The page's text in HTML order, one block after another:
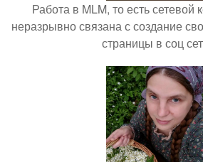
Работа в MLM, то есть сетевой
неразрывно связана с создание
страницы в соц